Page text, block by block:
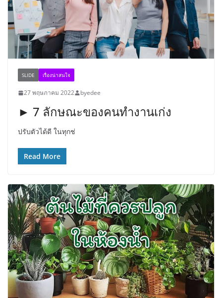
SLIDE เรื่องน่าสนใจ
27 พฤษภาคม 2022 byedee
► 7 ลักษณะของคนทำงานเก่ง
ปรับตัวได้ดี ในทุกช่
Read More